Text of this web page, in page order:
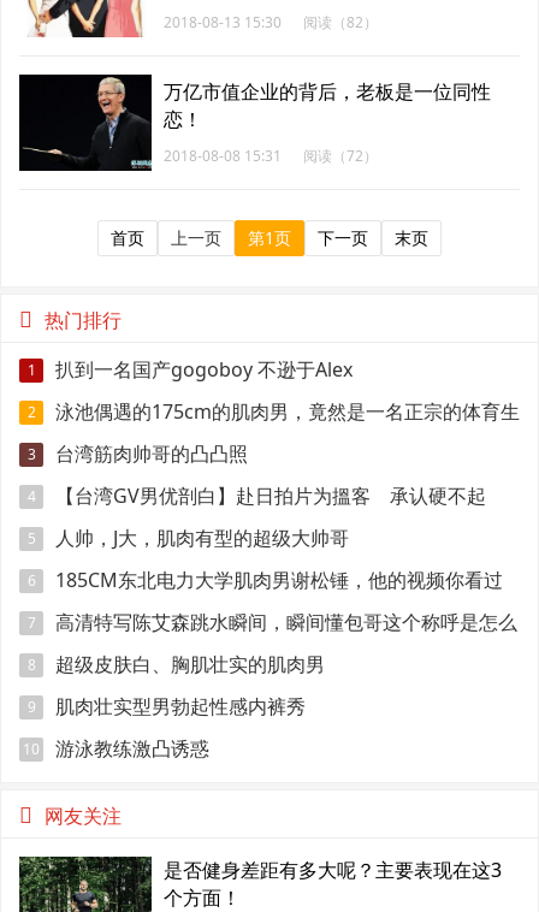
2018-08-13 15:30 阅读（82）
万亿市值企业的背后，老板是一位同性
恋！
2018-08-08 15:31 阅读（72）
首页 上一页 第1页 下一页 末页
热门排行
1 扒到一名国产gogoboy 不逊于Alex
2 泳池偶遇的175cm的肌肉男，竟然是一名正宗的体育生
3 台湾筋肉帅哥的凸凸照
4
【台湾GV男优剖白】赴日拍片为搵客 承认硬不起
来：但我还有性欲
5 人帅，J大，肌肉有型的超级大帅哥
6
185CM东北电力大学肌肉男谢松锤，他的视频你看过
吗
7
高清特写陈艾森跳水瞬间，瞬间懂包哥这个称呼是怎么
来的
8 超级皮肤白、胸肌壮实的肌肉男
9 肌肉壮实型男勃起性感内裤秀
10 游泳教练激凸诱惑
网友关注
是否健身差距有多大呢？主要表现在这3
个方面！